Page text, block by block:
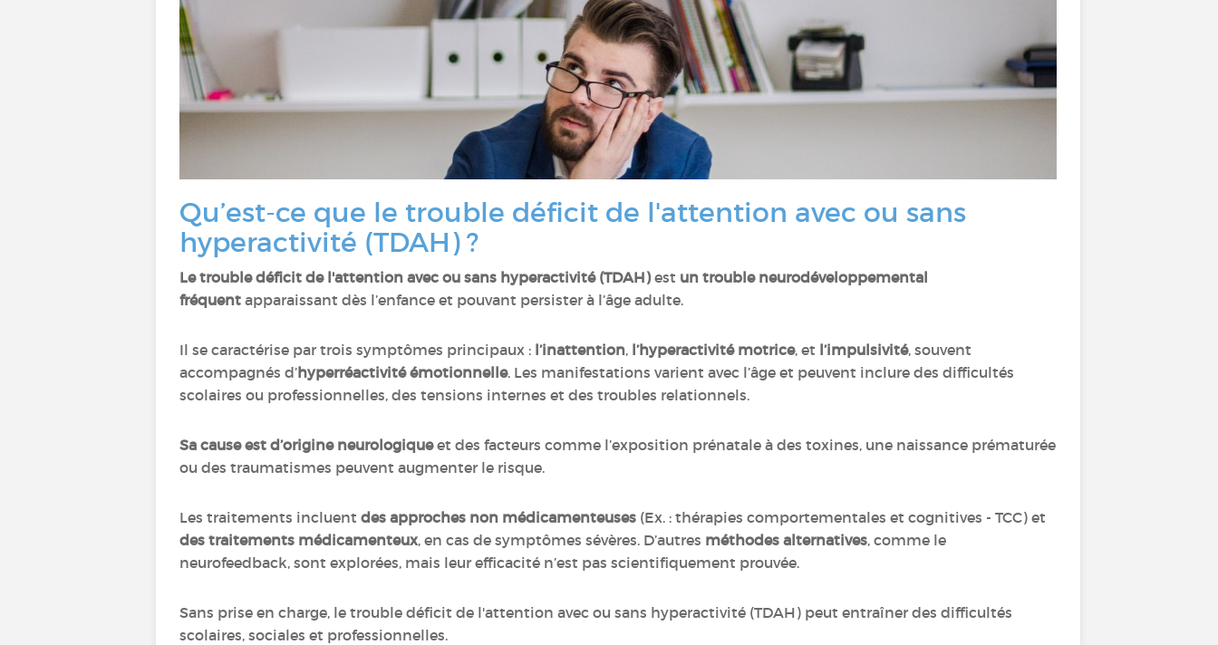
Qu’est-ce que le trouble déficit de l'attention avec ou sans
hyperactivité (TDAH) ?
Le trouble déficit de l'attention avec ou sans hyperactivité (TDAH)est un trouble neurodéveloppemental
fréquent apparaissant dès l’enfance et pouvant persister à l’âge adulte.
Il se caractérise par trois symptômes principaux : l’inattention, l’hyperactivité motrice, et l’impulsivité, souvent
accompagnés d’hyperréactivité émotionnelle. Les manifestations varient avec l’âge et peuvent inclure des difficultés
scolaires ou professionnelles, des tensions internes et des troubles relationnels.
Sa cause est d’origine neurologiqueet des facteurs comme l’exposition prénatale à des toxines, une naissance prématurée
ou des traumatismes peuvent augmenter le risque.
Les traitements incluent des approches non médicamenteuses (Ex. : thérapies comportementales et cognitives - TCC) et
des traitements médicamenteux, en cas de symptômes sévères. D’autres méthodes alternatives, comme le
neurofeedback, sont explorées, mais leur efficacité n’est pas scientifiquement prouvée.
Sans prise en charge, le trouble déficit de l'attention avec ou sans hyperactivité (TDAH) peut entraîner des difficultés
scolaires, sociales et professionnelles.